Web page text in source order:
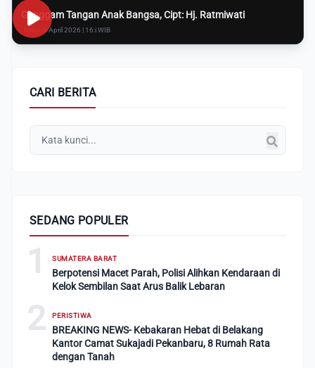
Genggam Tangan Anak Bangsa, Cipt: Hj. Ratmiwati
Rabu, 8 April 2026 | 16:i WIB
CARI BERITA
SEDANG POPULER
1 SUMATERA BARAT
Berpotensi Macet Parah, Polisi Alihkan Kendaraan di
Kelok Sembilan Saat Arus Balik Lebaran
2 PERISTIWA
BREAKING NEWS- Kebakaran Hebat di Belakang
Kantor Camat Sukajadi Pekanbaru, 8 Rumah Rata
dengan Tanah